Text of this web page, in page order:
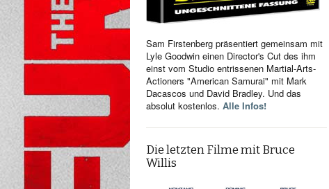
Sam Firstenberg präsentiert gemeinsam mit
Lyle Goodwin einen Director's Cut des ihm
einst vom Studio entrissenen Martial-Arts-
Actioners "American Samurai" mit Mark
Dacascos und David Bradley. Und das
absolut kostenlos. Alle Infos!
Die letzten Filme mit Bruce
Willis